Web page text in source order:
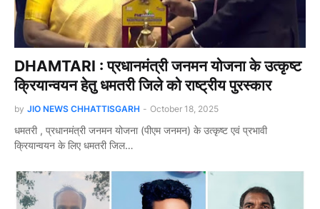
DHAMTARI : प्रधानमंत्री जनमन योजना के उत्कृष्ट
क्रियान्वयन हेतु धमतरी जिले को राष्ट्रीय पुरस्कार
by JIO NEWS CHHATTISGARH - October 18, 2025
धमतरी , प्रधानमंत्री जनमन योजना (पीएम जनमन) के उत्कृष्ट एवं प्रभावी
क्रियान्वयन के लिए धमतरी जिल…